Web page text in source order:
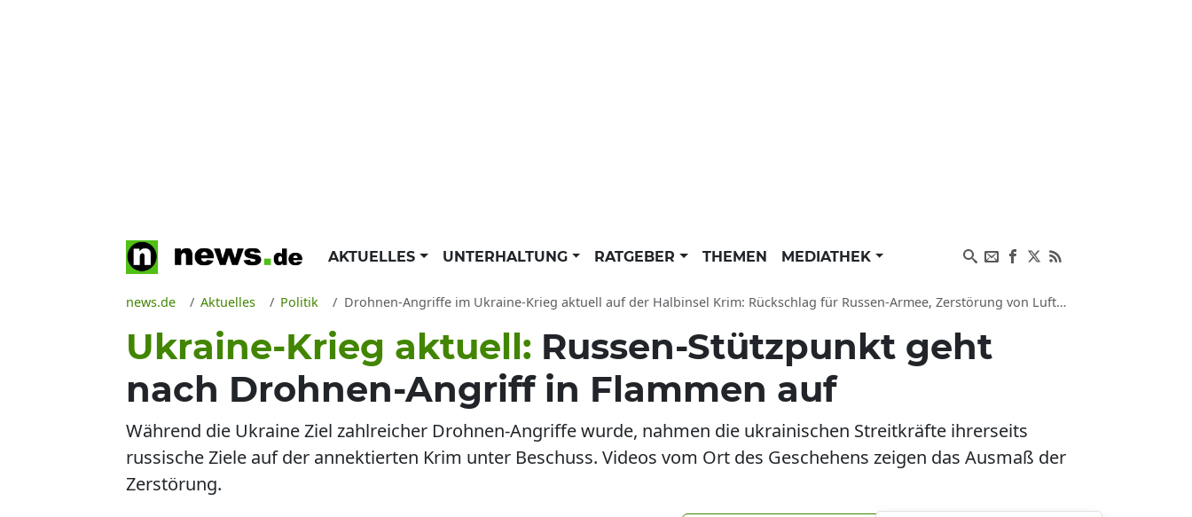
AKTUELLES UNTERHALTUNG RATGEBER THEMEN MEDIATHEK
news.de Aktuelles Politik Drohnen-Angriffe im Ukraine-Krieg aktuell auf der Halbinsel Krim: Rückschlag für Russen-Armee, Zerstörung von Luftwaffenstützpunkt
Ukraine-Krieg aktuell: Russen-Stützpunkt geht
nach Drohnen-Angriff in Flammen auf
Während die Ukraine Ziel zahlreicher Drohnen-Angriffe wurde, nahmen die ukrainischen Streitkräfte ihrerseits
russische Ziele auf der annektierten Krim unter Beschuss. Videos vom Ort des Geschehens zeigen das Ausmaß der
Zerstörung.